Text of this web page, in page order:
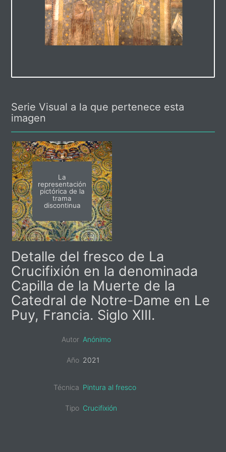
Serie Visual a la que pertenece esta
imagen
La
representación
pictórica de la
trama
discontinua
Primary
Sidebar
Detalle del fresco de La
Crucifixión en la denominada
Capilla de la Muerte de la
Catedral de Notre-Dame en Le
Puy, Francia. Siglo XIII.
Autor Anónimo
Año 2021
Técnica Pintura al fresco
Tipo Crucifixión